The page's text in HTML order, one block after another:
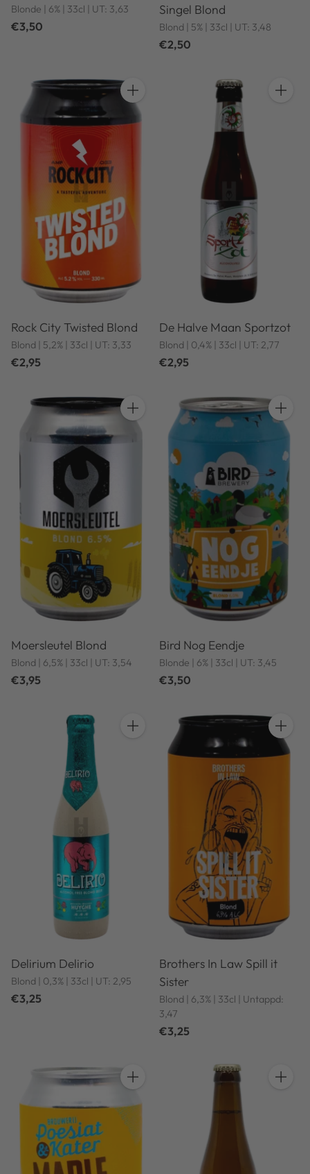
Blonde | 6% | 33cl | UT: 3,63
€3,50
Singel Blond
Blond | 5% | 33cl | UT: 3,48
€2,50
Anzahl
Rock City Twisted Blond
Blond | 5,2% | 33cl | UT: 3,33
€2,95
De Halve Maan Sportzot
Blond | 0,4% | 33cl | UT: 2,77
€2,95
Anzahl
Moersleutel Blond
Blond | 6,5% | 33cl | UT: 3,54
€3,95
Anzahl
Bird Nog Eendje
Blonde | 6% | 33cl | UT: 3,45
€3,50
Delirium Delirio
Blond | 0,3% | 33cl | UT: 2,95
€3,25
Anzahl
Brothers In Law Spill it
Sister
Blond | 6,3% | 33cl | Untappd:
3,47
€3,25
Anzahl